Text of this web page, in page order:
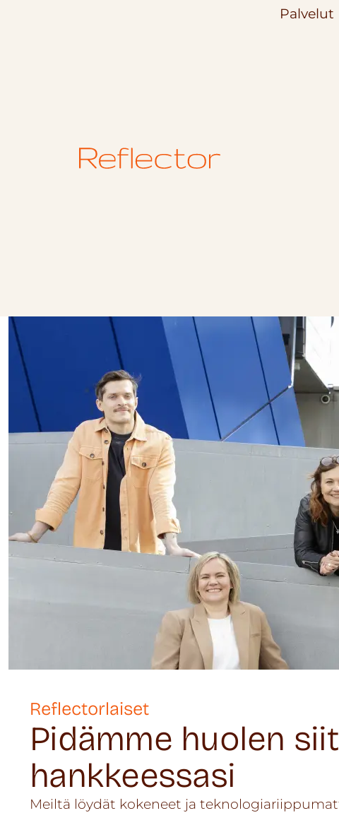
Palvelut
Reflectorlaiset
Pidämme huolen
hankkeessasi
Meiltä löydät kokeneet ja